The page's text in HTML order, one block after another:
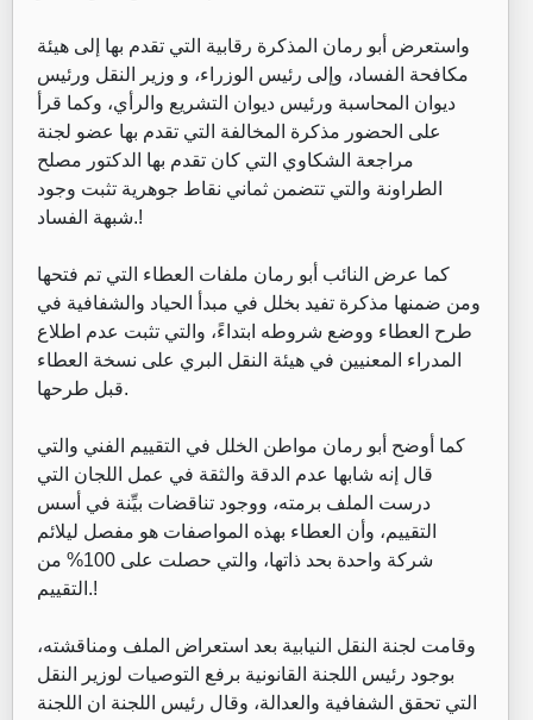
واستعرض أبو رمان المذكرة رقابية التي تقدم بها إلى هيئة
مكافحة الفساد، وإلى رئيس الوزراء، و وزير النقل ورئيس
ديوان المحاسبة ورئيس ديوان التشريع والرأي، وكما قرأ
على الحضور مذكرة المخالفة التي تقدم بها عضو لجنة
مراجعة الشكاوي التي كان تقدم بها الدكتور مصلح
الطراونة والتي تتضمن ثماني نقاط جوهرية تثبت وجود
شبهة الفساد.!
كما عرض النائب أبو رمان ملفات العطاء التي تم فتحها
ومن ضمنها مذكرة تفيد بخلل في مبدأ الحياد والشفافية في
طرح العطاء ووضع شروطه ابتداءً، والتي تثبت عدم اطلاع
المدراء المعنيين في هيئة النقل البري على نسخة العطاء
قبل طرحها.
كما أوضح أبو رمان مواطن الخلل في التقييم الفني والتي
قال إنه شابها عدم الدقة والثقة في عمل اللجان التي
درست الملف برمته، ووجود تناقضات بيِّنة في أسس
التقييم، وأن العطاء بهذه المواصفات هو مفصل ليلائم
شركة واحدة بحد ذاتها، والتي حصلت على 100% من
التقييم.!
وقامت لجنة النقل النيابية بعد استعراض الملف ومناقشته،
بوجود رئيس اللجنة القانونية برفع التوصيات لوزير النقل
التي تحقق الشفافية والعدالة، وقال رئيس اللجنة ان اللجنة